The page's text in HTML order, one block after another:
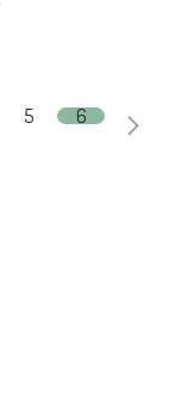
5 6